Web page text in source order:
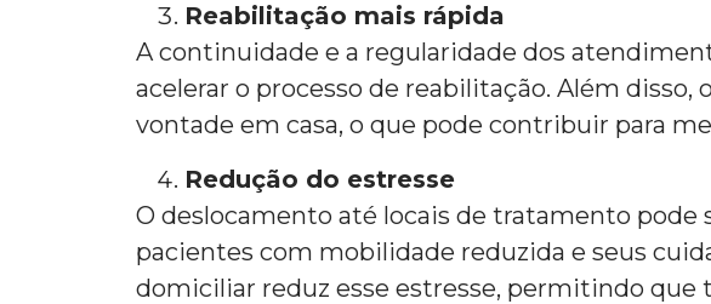
Reabilitação mais rápida
A continuidade e a regularidade dos
acelerar o processo de reabilitação. Além disso,
vontade em casa, o que pode contribuir para
Redução do estresse
O deslocamento até locais de tratamento pode
pacientes com mobilidade reduzida e seus
domiciliar reduz esse estresse, permitindo que